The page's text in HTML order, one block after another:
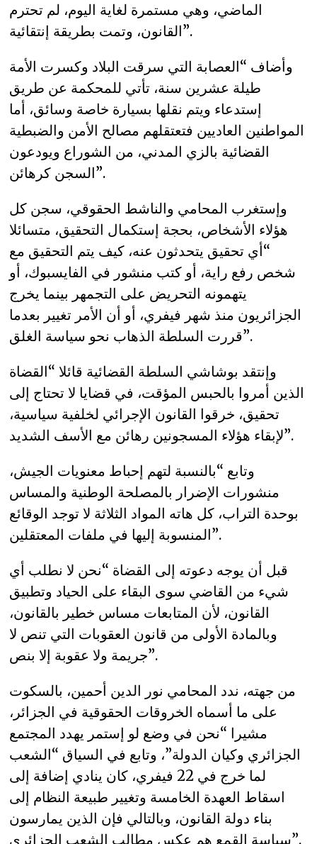
الماضي، وهي مستمرة لغاية اليوم، لم تحترم
القانون، وتمت بطريقة إنتقائية”.
وأضاف “العصابة التي سرقت البلاد وكسرت الأمة
طيلة عشرين سنة، تأتي للمحكمة عن طريق
إستدعاء ويتم نقلها بسيارة خاصة وسائق، أما
المواطنين العاديين فتعتقلهم مصالح الأمن والضبطية
القضائية بالزي المدني، من الشوراع ويودعون
السجن كرهائن”.
وإستغرب المحامي والناشط الحقوقي، سجن كل
هؤلاء الأشخاص، بحجة إستكمال التحقيق، متسائلا
“أي تحقيق يتحدثون عنه، كيف يتم التحقيق مع
شخص رفع راية، أو كتب منشور في الفايسبوك، أو
يتهمونه التحريض على التجمهر بينما يخرج
الجزائريون منذ شهر فيفري، أو أن الأمر تغيير بعدما
قررت السلطة الذهاب نحو سياسة الغلق”.
وإنتقد بوشاشي السلطة القضائية قائلا “القضاة
الذين أمروا بالحبس المؤقت، في قضايا لا تحتاج إلى
تحقيق، خرقوا القانون الإجرائي لخلفية سياسية،
لإبقاء هؤلاء المسجونين رهائن مع الأسف الشديد”.
وتابع “بالنسبة لتهم إحباط معنويات الجيش،
منشورات الإضرار بالمصلحة الوطنية والمساس
بوحدة التراب، كل هاته المواد الثلاثة لا توجد الوقائع
المنسوبة إليها في ملفات المعتقلين”.
قبل أن يوجه دعوته إلى القضاة “نحن لا نطلب أي
شيء من القاضي سوى البقاء على الحياد وتطبيق
القانون، لأن المتابعات مساس خطير بالقانون،
وبالمادة الأولى من قانون العقوبات التي تنص لا
جريمة ولا عقوبة إلا بنص”.
من جهته، ندد المحامي نور الدين أحمين، بالسكوت
على ما أسماه الخروقات الحقوقية في الجزائر،
مشيرا “نحن في وضع لو إستمر يهدد المجتمع
الجزائري وكيان الدولة”، وتابع في السياق “الشعب
لما خرج في 22 فيفري، كان ينادي إضافة إلى
اسقاط العهدة الخامسة وتغيير طبيعة النظام إلى
بناء دولة القانون، وبالتالي فإن الذين يمارسون
سياسة القمع هم عكس مطالب الشعب الجزائري”.